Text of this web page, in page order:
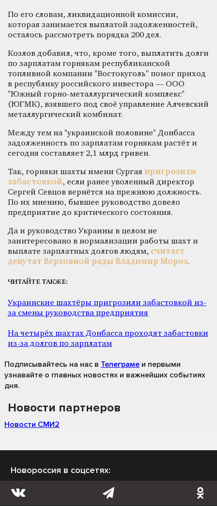
По его словам, ликвидационной комиссии,
которая занимается выплатой задолженностей,
осталось рассмотреть порядка 200 дел.
Козлов добавил, что, кроме того, выплатить долги
по зарплатам горнякам республиканской
топливной компании "Востокуголь" помог приход
в республику российского инвестора — ООО
"Южный горно-металлургический комплекс"
(ЮГМК), взявшего под своё управление Алчевский
металлургический комбинат.
Между тем на "украинской половине" Донбасса
задолженность по зарплатам горнякам растёт и
сегодня составляет 2,1 млрд гривен.
Так, горняки шахты имени Сургая пригрозили
забастовкой, если ранее уволенный директор
Сергей Севцов вернётся на прежнюю должность.
По их мнению, бывшее руководство довело
предприятие до критического состояния.
Да и руководство Украины в целом не
заинтересовано в нормализации работы шахт и
выплате зарплатных долгов людям, считает
депутат Верховной рады Владимир Мороз.
ЧИТАЙТЕ ТАКЖЕ:
Украинские шахтёры пригрозили забастовкой из-
за смены руководства предприятия
На четырёх шахтах Донбасса проходят забастовки
из-за долгов по зарплатам
Подписывайтесь на нас в Телеграме и первыми
узнавайте о главных новостях и важнейших событиях
дня.
Новости партнеров
Новости СМИ2
Новороссия в соцсетях: